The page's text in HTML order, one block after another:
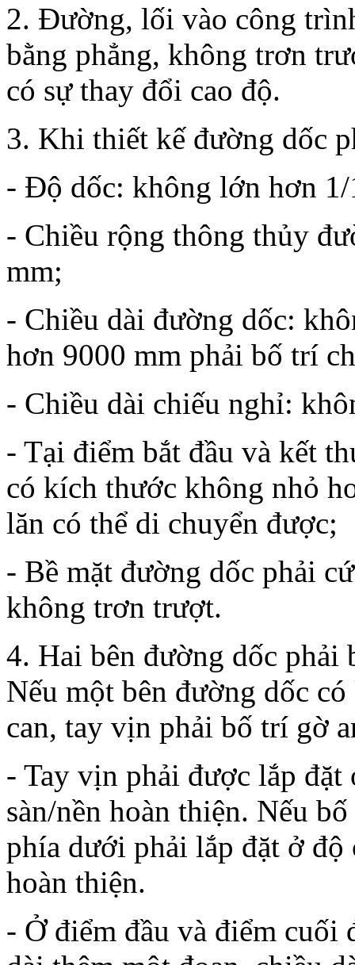
2. Đường, lối vào công
bằng phẳng, không trơn
có sự thay đổi cao độ.
3. Khi thiết kế đường dốc
- Độ dốc: không lớn hơn
- Chiều rộng thông thủy
mm;
- Chiều dài đường dốc:
hơn 9000 mm phải bố trí
- Chiều dài chiếu nghỉ:
- Tại điểm bắt đầu và kết
có kích thước không nhỏ
lăn có thể di chuyển được;
- Bề mặt đường dốc phải
không trơn trượt.
4. Hai bên đường dốc
Nếu một bên đường dốc
can, tay vịn phải bố trí gờ
- Tay vịn phải được lắp
sàn/nền hoàn thiện. Nếu
phía dưới phải lắp đặt ở độ
hoàn thiện.
- Ở điểm đầu và điểm